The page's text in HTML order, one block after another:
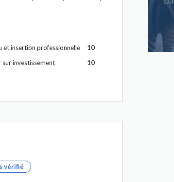
et insertion professionnelle
10
sur investissement
10
vérifié